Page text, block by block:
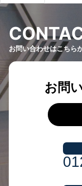
CONTA
お問い合わせはこちら
お問